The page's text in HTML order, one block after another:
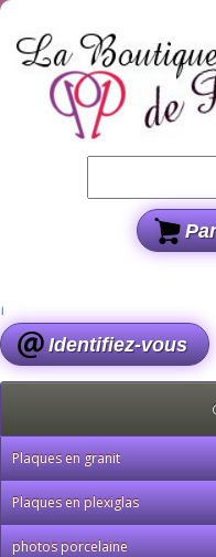
Identifiez-vous
Plaques en granit
Plaques en plexiglas
photos porcelaine